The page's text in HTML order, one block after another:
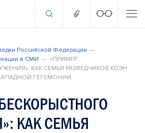
Российской Федерации
в СМИ
«ПРИМЕР
КАК СЕМЬЯ РАЗВЕДЧИКОВ КОЭН
ГЕГЕМОНИИ
КАК СЕМЬЯ